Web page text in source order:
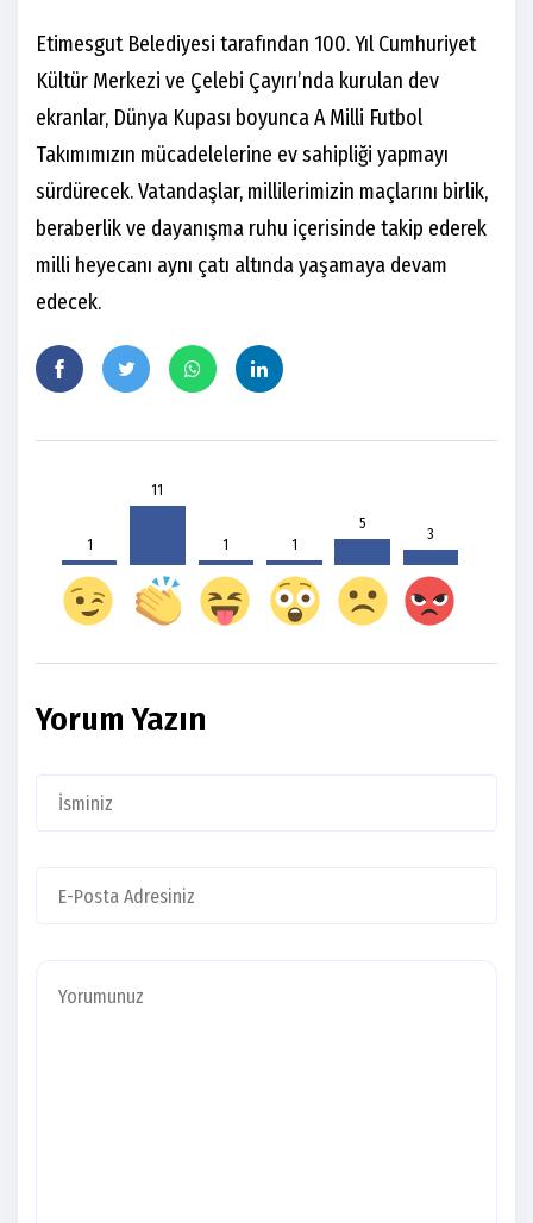
Etimesgut Belediyesi tarafından 100. Yıl Cumhuriyet
Kültür Merkezi ve Çelebi Çayırı’nda kurulan dev
ekranlar, Dünya Kupası boyunca A Milli Futbol
Takımımızın mücadelelerine ev sahipliği yapmayı
sürdürecek. Vatandaşlar, millilerimizin maçlarını birlik,
beraberlik ve dayanışma ruhu içerisinde takip ederek
milli heyecanı aynı çatı altında yaşamaya devam
edecek.
1
11
1 1
5
3
Yorum Yazın